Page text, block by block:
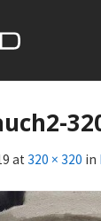
at 320 × 320 in